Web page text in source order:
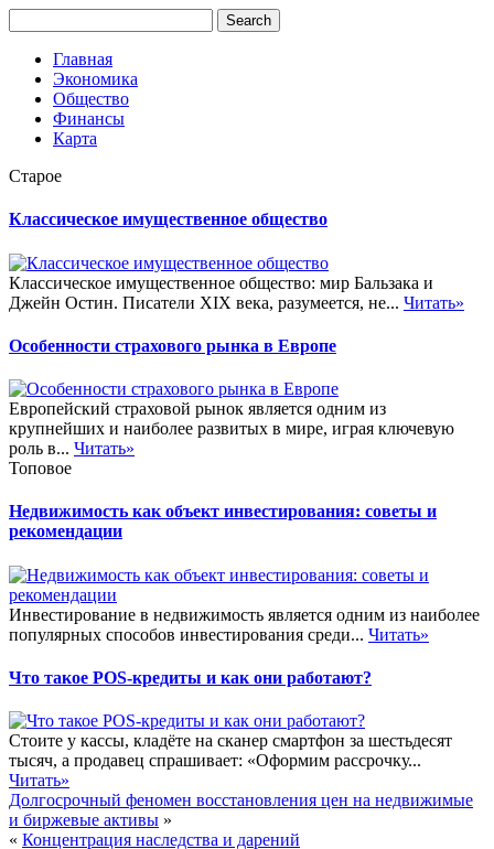
Главная
Экономика
Общество
Финансы
Карта
Старое
Классическое имущественное общество
Классическое имущественное общество: мир Бальзака и
Джейн Остин. Писатели XIX века, разумеется, не... Читать»
Особенности страхового рынка в Европе
Европейский страховой рынок является одним из
крупнейших и наиболее развитых в мире, играя ключевую
роль в... Читать»
Топовое
Недвижимость как объект инвестирования: советы и
рекомендации
Инвестирование в недвижимость является одним из наиболее
популярных способов инвестирования среди... Читать»
Что такое POS-кредиты и как они работают?
Стоите у кассы, кладёте на сканер смартфон за шестьдесят
тысяч, а продавец спрашивает: «Оформим рассрочку...
Читать»
Долгосрочный феномен восстановления цен на недвижимые
и биржевые активы »
« Концентрация наследства и дарений